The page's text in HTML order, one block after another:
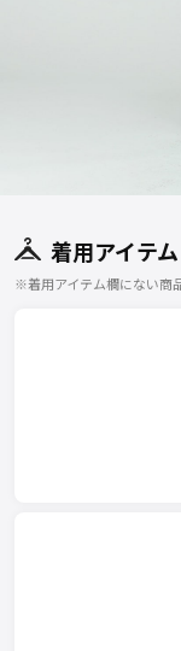
着用アイテム
※着用アイテム欄にない商